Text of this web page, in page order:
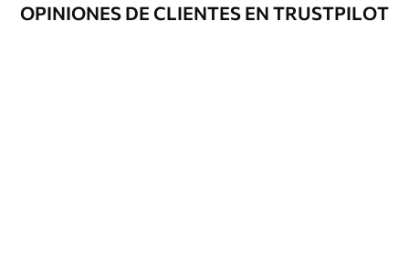
Método de
Hasta 360 cm de altura: aplicación sin
OPINIONES DE CLIENTES EN TRUSTPILOT